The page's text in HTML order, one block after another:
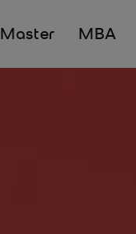
Master MBA